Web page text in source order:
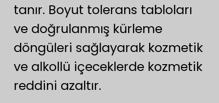
tanır. Boyut tolerans tabloları
ve doğrulanmış kürleme
döngüleri sağlayarak kozmetik
ve alkollü içeceklerde kozmetik
reddini azaltır.